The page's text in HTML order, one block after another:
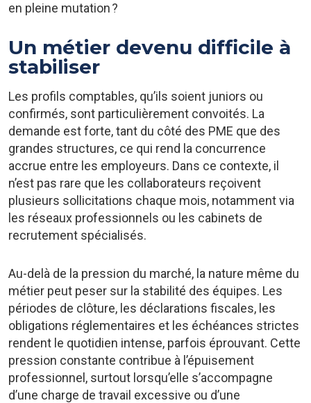
en pleine mutation ?
Un métier devenu difficile à
stabiliser
Les profils comptables, qu’ils soient juniors ou
confirmés, sont particulièrement convoités. La
demande est forte, tant du côté des PME que des
grandes structures, ce qui rend la concurrence
accrue entre les employeurs. Dans ce contexte, il
n’est pas rare que les collaborateurs reçoivent
plusieurs sollicitations chaque mois, notamment via
les réseaux professionnels ou les cabinets de
recrutement spécialisés.
Au-delà de la pression du marché, la nature même du
métier peut peser sur la stabilité des équipes. Les
périodes de clôture, les déclarations fiscales, les
obligations réglementaires et les échéances strictes
rendent le quotidien intense, parfois éprouvant. Cette
pression constante contribue à l’épuisement
professionnel, surtout lorsqu’elle s’accompagne
d’une charge de travail excessive ou d’une